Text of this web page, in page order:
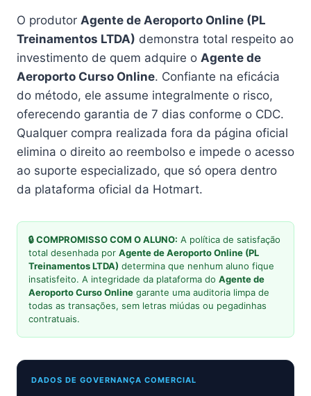
O produtor Agente de Aeroporto Online (PL
Treinamentos LTDA) demonstra total respeito ao
investimento de quem adquire o Agente de
Aeroporto Curso Online. Confiante na eficácia
do método, ele assume integralmente o risco,
oferecendo garantia de 7 dias conforme o CDC.
Qualquer compra realizada fora da página oficial
elimina o direito ao reembolso e impede o acesso
ao suporte especializado, que só opera dentro
da plataforma oficial da Hotmart.
🔒 COMPROMISSO COM O ALUNO: A política de satisfação
total desenhada por Agente de Aeroporto Online (PL
Treinamentos LTDA) determina que nenhum aluno fique
insatisfeito. A integridade da plataforma do Agente de
Aeroporto Curso Online garante uma auditoria limpa de
todas as transações, sem letras miúdas ou pegadinhas
contratuais.
DADOS DE GOVERNANÇA COMERCIAL